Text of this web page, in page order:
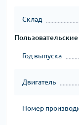
Склад
Год выпуска
Двигатель
Номер